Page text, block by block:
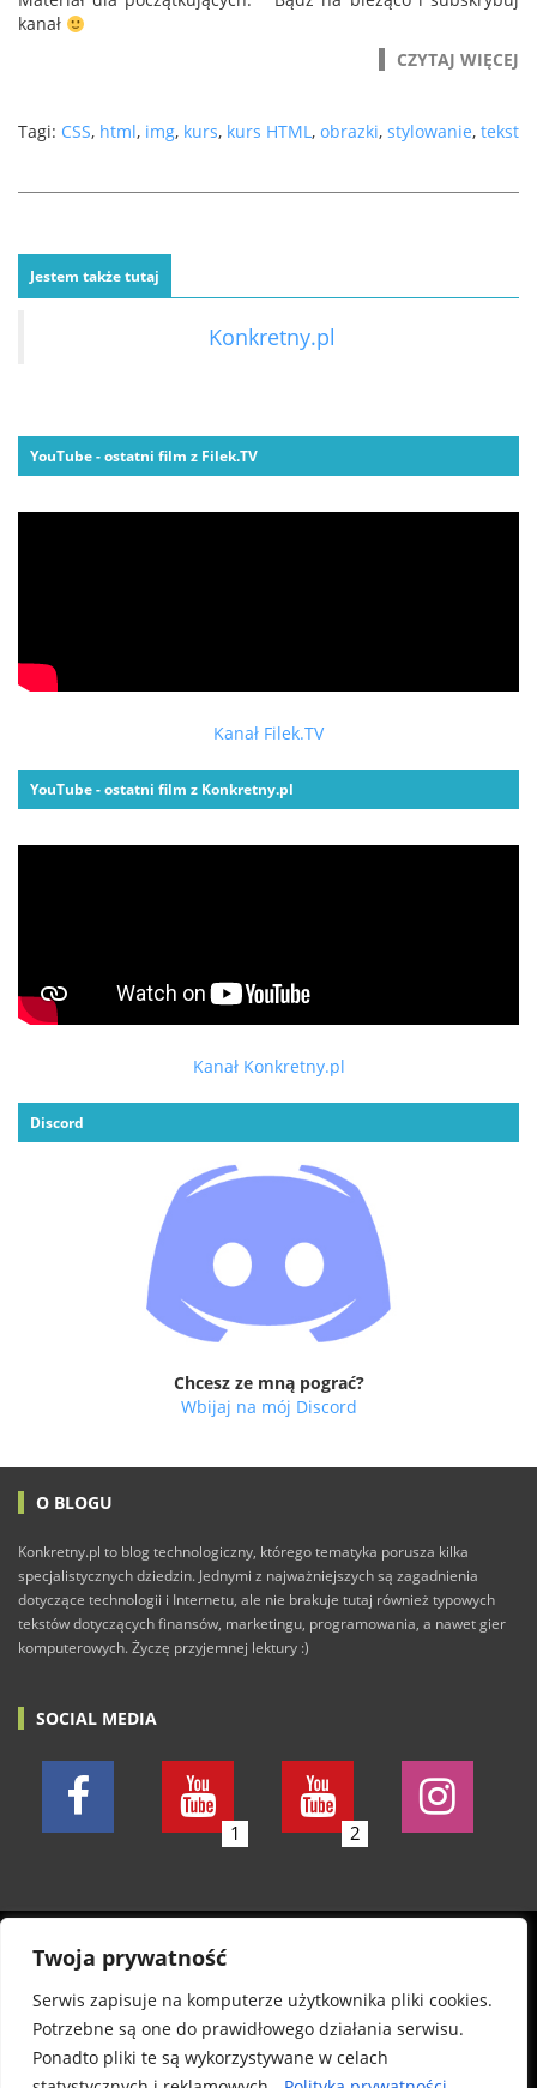
Twoja prywatność
Serwis zapisuje na komputerze użytkownika pliki cookies.
Potrzebne są one do prawidłowego działania serwisu.
Ponadto pliki te są wykorzystywane w celach
kanał
CZYTAJ WIĘCEJ
Tagi: CSS, html, img, kurs, kurs HTML, obrazki, stylowanie, tekst
Jestem także tutaj
Konkretny.pl
YouTube - ostatni film z Filek.TV
Kanał Filek.TV
YouTube - ostatni film z Konkretny.pl
Kanał Konkretny.pl
Discord
Chcesz ze mną pograć?
Wbijaj na mój Discord
O BLOGU
Konkretny.pl to blog technologiczny, którego tematyka porusza kilka
specjalistycznych dziedzin. Jednymi z najważniejszych są zagadnienia
dotyczące technologii i Internetu, ale nie brakuje tutaj również typowych
tekstów dotyczących finansów, marketingu, programowania, a nawet gier
komputerowych. Życzę przyjemnej lektury :)
SOCIAL MEDIA
1 2
© 2011-2026 Konkretny.pl. Wszelkie prawa zastrzeżone.
Wszystkie posty piszę w dobrej wierze. Nie odpowiadam
jednak za wszelkie szkody, treść komentarzy oraz
autentyczność informacji na stronie. Informuję, że
publikowane pliki zostały sprawdzone programem